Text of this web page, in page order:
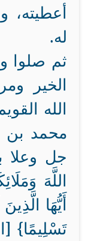
أعطيته،
له.
ثم صلوا
الخير
الله
محمد بن
جل وعلا
اللَّهَ
أَيُّهَا